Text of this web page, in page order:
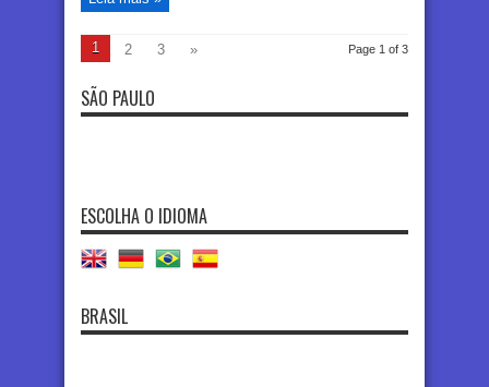
Page 1 of 3
1 2 3 »
SÃO PAULO
ESCOLHA O IDIOMA
BRASIL